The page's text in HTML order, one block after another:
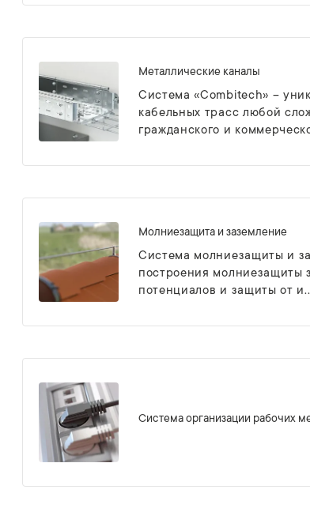
Металлические каналы
Система «Combitech» –
кабельных трасс любой
гражданского и
Молниезащита и заземление
Система молниезащиты и
построения молниезащиты
потенциалов и защиты от
Система организации рабочих